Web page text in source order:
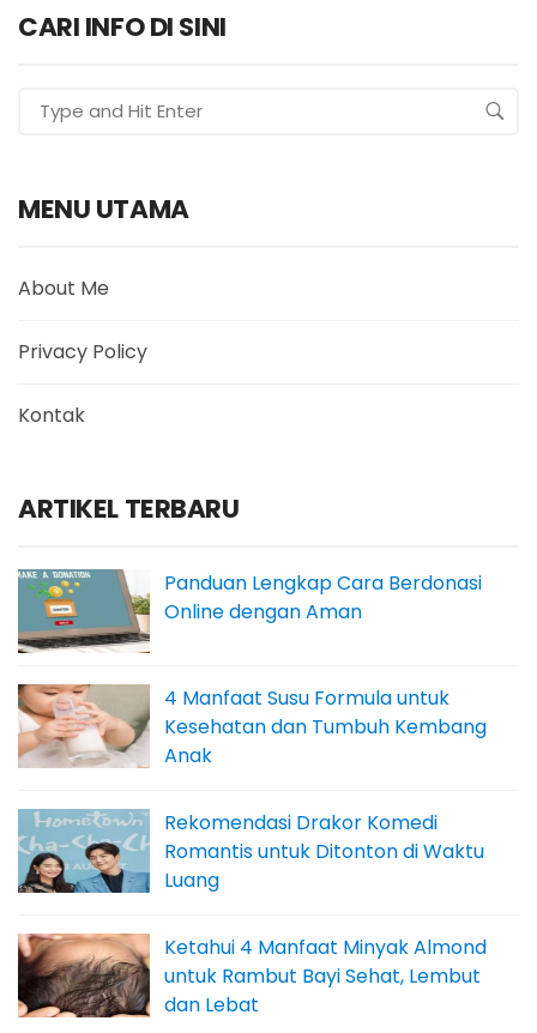
CARI INFO DI SINI
MENU UTAMA
About Me
Privacy Policy
Kontak
ARTIKEL TERBARU
Panduan Lengkap Cara Berdonasi
Online dengan Aman
4 Manfaat Susu Formula untuk
Kesehatan dan Tumbuh Kembang
Anak
Rekomendasi Drakor Komedi
Romantis untuk Ditonton di Waktu
Luang
Ketahui 4 Manfaat Minyak Almond
untuk Rambut Bayi Sehat, Lembut
dan Lebat